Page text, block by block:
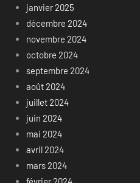
janvier 2025
décembre 2024
novembre 2024
octobre 2024
septembre 2024
août 2024
juillet 2024
juin 2024
mai 2024
avril 2024
mars 2024